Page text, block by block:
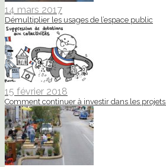
14 mars 2017
Démultiplier les usages de l’espace public
15 février 2018
Comment continuer à investir dans les